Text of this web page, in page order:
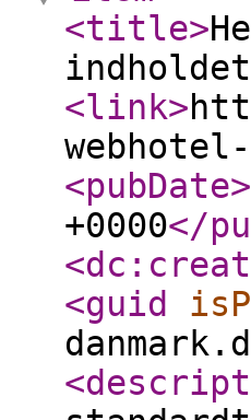
<title>
<link>
<pubDate>
+0000</
<guid